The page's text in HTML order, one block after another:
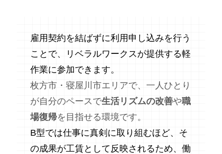
雇用契約を結ばずに利用申し込みを行う
ことで、リベラルワークスが提供する軽
作業に参加できます。
枚方市・寝屋川市エリアで、一人ひとり
が自分のペースで生活リズムの改善や職
場復帰を目指せる環境です。
B型では仕事に真剣に取り組むほど、そ
の成果が工賃として反映されるため、働